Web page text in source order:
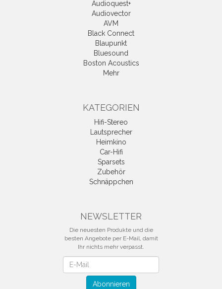
Audioquest+
Audiovector
AVM
Black Connect
Blaupunkt
Bluesound
Boston Acoustics
Mehr
KATEGORIEN
Hifi-Stereo
Lautsprecher
Heimkino
Car-Hifi
Sparsets
Zubehör
Schnäppchen
NEWSLETTER
Die neuesten Produkte und die
besten Angebote per E-Mail, damit
Ihr nichts mehr verpasst.
Abonnieren